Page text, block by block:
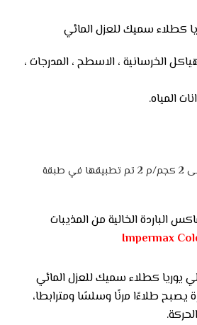
كطلاء سميك للعزل المائي
الخرسانية ، الاسطح ، المدرجات ،
المياه.
– طبقة سميكة (تصل إلى 2 كجم/م 2 تم تطبيقها في طبقة
الباردة الخالية من المذيبات
Impermax
يوريا كطلاء سميك للعزل المائي
يصبح طلاءًا مرنًا وسلسًا ومترابطا،